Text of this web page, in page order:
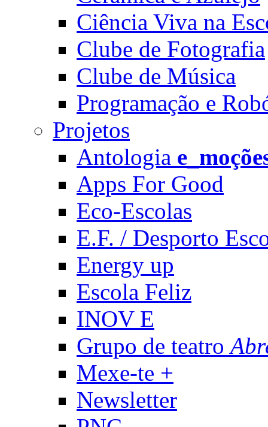
Ciência Viva na
Clube de Fotografia
Clube de Música
Programação e
Projetos
Antologia
Apps For Good
Eco-Escolas
E.F. / Desporto
Energy up
Escola Feliz
INOV E
Grupo de teatro
Mexe-te +
Newsletter